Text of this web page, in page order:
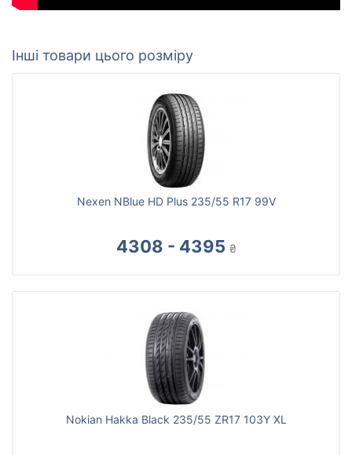
Інші товари цього розміру
Nexen NBlue HD Plus 235/55 R17 99V
4308 - 4395 ₴
Nokian Hakka Black 235/55 ZR17 103Y XL